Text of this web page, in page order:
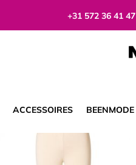
+31 572 36 41 47
ACCESSOIRES BEENMODE